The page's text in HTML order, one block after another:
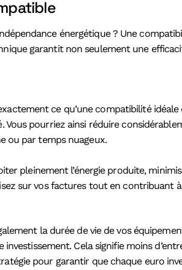
énergétique ? Une
garantit non seulement une
ce qu’une compatibilité
pourriez ainsi réduire
ou par temps nuageux.
pleinement l’énergie produite,
sur vos factures tout en contribuant
la durée de vie de vos
Cela signifie moins
pour garantir que chaque euro